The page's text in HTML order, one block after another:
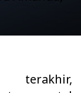
terakhir,